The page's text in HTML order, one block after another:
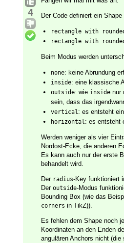
4 Der Code definiert ein
rectangle with
rectangle with
Beim Modus werden
none: keine Abrundung
inside: eine klassische
outside: wie inside nur
sein, dass das
vertical: es entsteht
horizontal: es entsteht
Werden weniger als vier
Nordost-Ecke, die anderen
Es kann auch nur der erste
behandelt wird.
Der radius-Key funktioniert
Der outside-Modus
Bounding Box (wie das
corners in TikZ)).
Es fehlen dem Shape noch
Koordinaten an den Enden
angulären Anchors nicht